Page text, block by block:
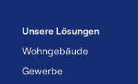
Unsere Lösungen
Wohngebäude
Gewerbe